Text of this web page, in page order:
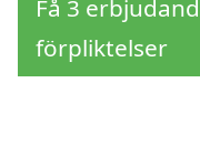
Få 3
förpliktelser